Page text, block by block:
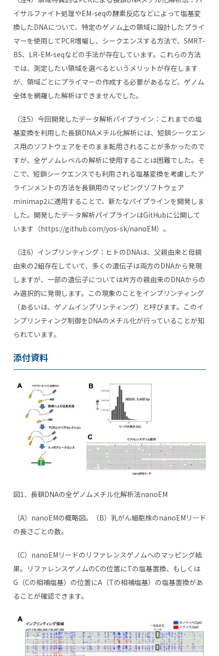
イサルファイト処理やEM-seqの酵素反応などによって塩基変
換したDNAについて、特定のゲノム上の領域に設計したプライ
マーを使用してPCR増幅し、シークエンスする方法で、SMRT-
BS、LR-EM-seqなどの手法が存在しています。これらの方法
では、測定したい領域を選べるというメリットが存在します
が、領域ごとにプライマーの作成する必要があるなど、ゲノム
全体を網羅した解析はできませんでした。
（注5）今回開発したデータ解析パイプライン：これまでの塩
基変換を利用した長鎖DNAメチル化解析には、短鎖シークエン
ス用のソフトウェアをそのまま転用されることが多かったので
すが、全ゲノムレベルの解析に使用することは困難でした。そ
こで、短鎖シークエンスでも利用される塩基変換を考慮したア
ラインメントの方法を長鎖用のマッピングソフトウェア
minimap2に適用することで、新たなパイプラインを開発しま
した。開発したデータ解析パイプラインはGitHubに公開して
います（https://github.com/yos-sk/nanoEM）。
（注6）インプリンティング：ヒトのDNAは、父親由来と母親
由来の2組存在していて、多くの遺伝子は両方のDNAから発現
しますが、一部の遺伝子については片方の親由来のDNAからの
み選択的に発現します。この現象のことをインプリンティング
（あるいは、ゲノムインプリンティング）と呼びます。このイ
ンプリンティング制御をDNAのメチル化が行っていることが知
られています。
添付資料
図1．長鎖DNAの全ゲノムメチル化解析法nanoEM
（A）nanoEMの概略図。（B）乳がん細胞株のnanoEMリード
の長さごとの数。
（C）nanoEMリードのリファレンスゲノムへのマッピング結
果。リファレンスゲノムのCの位置にTの塩基置換、もしくは
G（Cの相補塩基）の位置にA（Tの相補塩基）の塩基置換があ
ることが確認できます。